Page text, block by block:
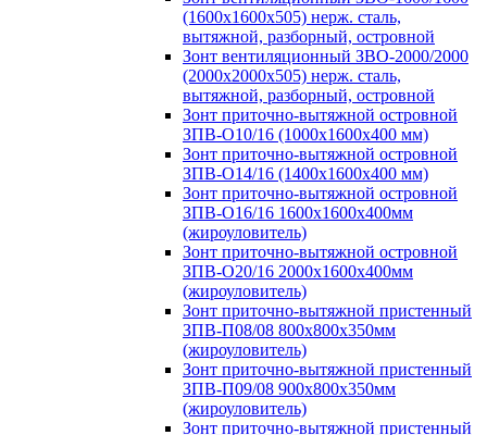
(1600х1600х505) нерж. сталь,
вытяжной, разборный, островной
Зонт вентиляционный ЗВО-2000/2000
(2000х2000х505) нерж. сталь,
вытяжной, разборный, островной
Зонт приточно-вытяжной островной
ЗПВ-О10/16 (1000х1600х400 мм)
Зонт приточно-вытяжной островной
ЗПВ-О14/16 (1400х1600х400 мм)
Зонт приточно-вытяжной островной
ЗПВ-О16/16 1600х1600х400мм
(жироуловитель)
Зонт приточно-вытяжной островной
ЗПВ-О20/16 2000х1600х400мм
(жироуловитель)
Зонт приточно-вытяжной пристенный
ЗПВ-П08/08 800х800х350мм
(жироуловитель)
Зонт приточно-вытяжной пристенный
ЗПВ-П09/08 900х800х350мм
(жироуловитель)
Зонт приточно-вытяжной пристенный